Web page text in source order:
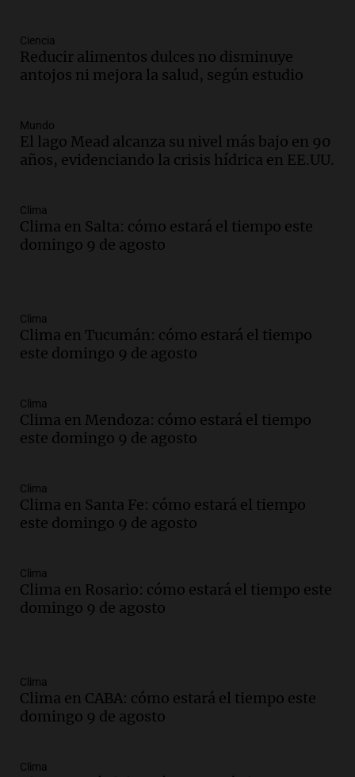
Ciencia
Reducir alimentos dulces no disminuye
antojos ni mejora la salud, según estudio
Mundo
El lago Mead alcanza su nivel más bajo en 90
años, evidenciando la crisis hídrica en EE.UU.
Clima
Clima en Salta: cómo estará el tiempo este
domingo 9 de agosto
Clima
Clima en Tucumán: cómo estará el tiempo
este domingo 9 de agosto
Clima
Clima en Mendoza: cómo estará el tiempo
este domingo 9 de agosto
Clima
Clima en Santa Fe: cómo estará el tiempo
este domingo 9 de agosto
Clima
Clima en Rosario: cómo estará el tiempo este
domingo 9 de agosto
Clima
Clima en CABA: cómo estará el tiempo este
domingo 9 de agosto
Clima